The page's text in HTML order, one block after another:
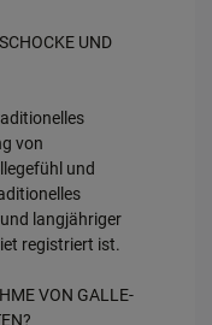
UND
von
und
langjähriger
registriert ist.
VON GALLE-